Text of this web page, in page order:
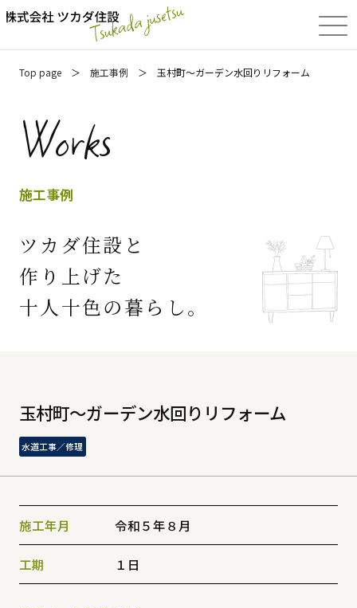
Top page 施工事例 玉村町～ガーデン水回りリフォーム
Works
施工事例
ツカダ住設と
作り上げた
十人十色の暮らし。
玉村町～ガーデン水回りリフォーム
水道工事／修理
施工年月 令和５年８月
工期 １日